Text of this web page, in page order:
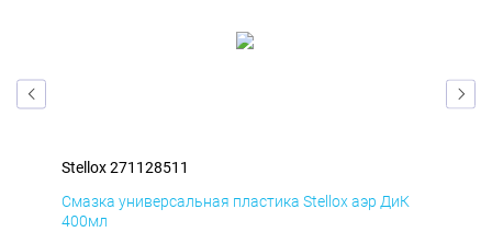
Stellox 271128511
Смазка универсальная пластика Stellox аэр ДиК
400мл